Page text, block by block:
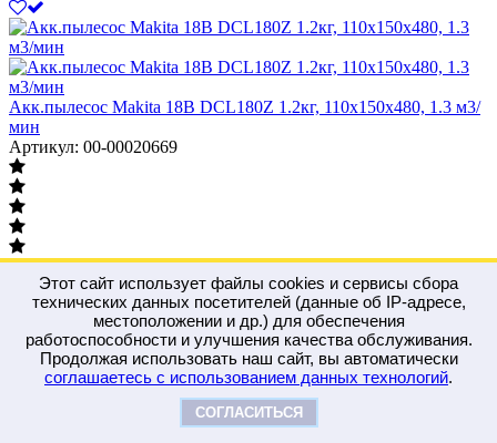
Акк.пылесос Makita 18В DCL180Z 1.2кг, 110х150х480, 1.3 м3/
мин
Артикул: 00-00020669
Акк.пылесос Makita 18В DCL180Z 1.2кг, 110х150х480, 1.3 м3/
5 700руб.за 1 шт
В наличии 1
+ В корзину
Этот сайт использует файлы cookies и сервисы сбора
технических данных посетителей (данные об IP-адресе,
местоположении и др.) для обеспечения
работоспособности и улучшения качества обслуживания.
Продолжая использовать наш сайт, вы автоматически
соглашаетесь с использованием данных технологий.
СОГЛАСИТЬСЯ